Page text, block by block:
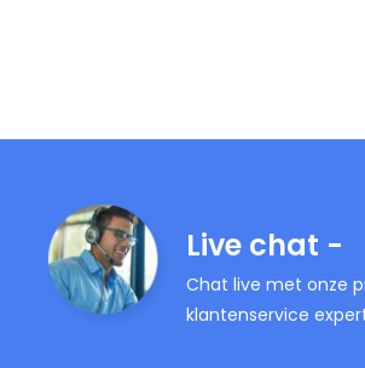
Live chat -
Chat live met onze
klantenservice